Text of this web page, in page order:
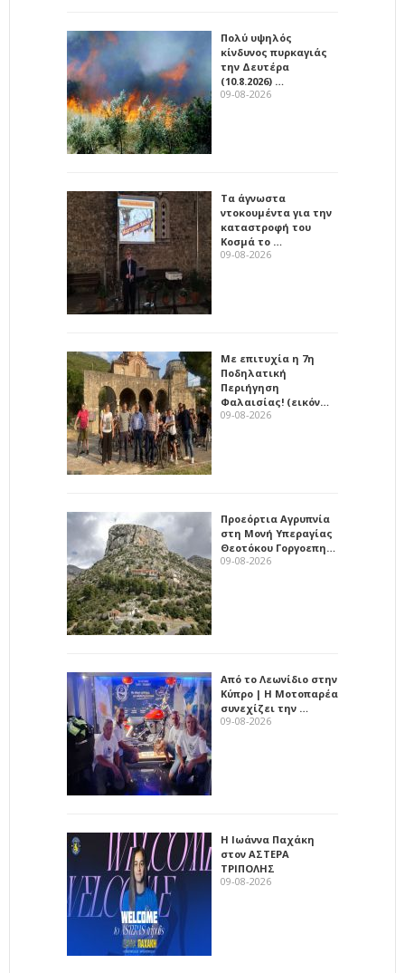
Πολύ υψηλός
κίνδυνος πυρκαγιάς
την Δευτέρα
(10.8.2026) …
09-08-2026
Τα άγνωστα
ντοκουμέντα για την
καταστροφή του
Κοσμά το …
09-08-2026
Με επιτυχία η 7η
Ποδηλατική
Περιήγηση
Φαλαισίας! (εικόν…
09-08-2026
Προεόρτια Αγρυπνία
στη Μονή Υπεραγίας
Θεοτόκου Γοργοεπη…
09-08-2026
Από το Λεωνίδιο στην
Κύπρο | Η Μοτοπαρέα
συνεχίζει την …
09-08-2026
Η Ιωάννα Παχάκη
στον ΑΣΤΕΡΑ
ΤΡΙΠΟΛΗΣ
09-08-2026